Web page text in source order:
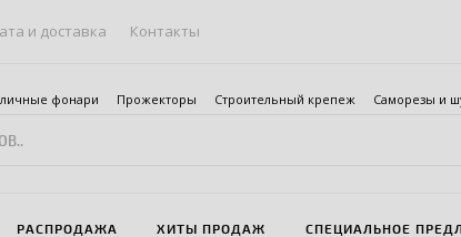
и доставка Контакты
фонари Прожекторы Строительный крепеж Саморезы и
РАСПРОДАЖА ХИТЫ ПРОДАЖ СПЕЦИАЛЬНОЕ